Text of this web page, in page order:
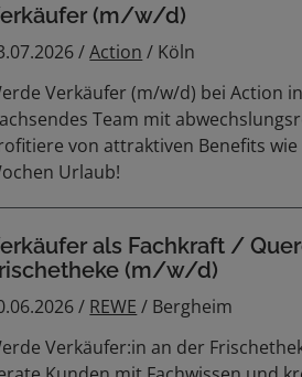
(m/w/d)
/Action / Köln
Verkäufer (m/w/d) bei Action
Team mit
von attraktiven Benefits
Urlaub!
als Fachkraft /
(m/w/d)
/ REWE / Bergheim
Verkäufer:in an der